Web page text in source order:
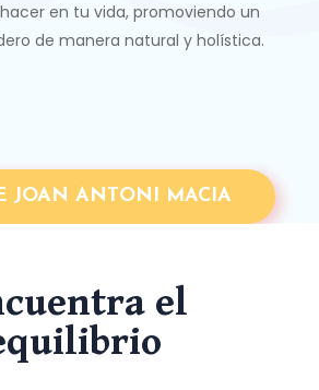
en tu vida, promoviendo un
de manera natural y holística.
JOAN ANTONI MACIA
el